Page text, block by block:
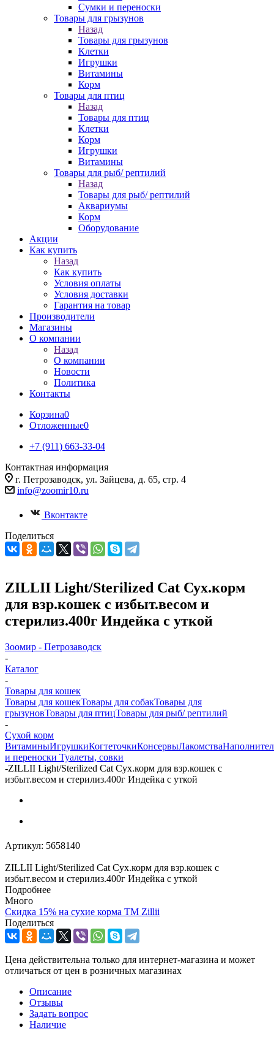
Сумки и переноски
Товары для грызунов
Назад
Товары для грызунов
Клетки
Игрушки
Витамины
Корм
Товары для птиц
Назад
Товары для птиц
Клетки
Корм
Игрушки
Витамины
Товары для рыб/ рептилий
Назад
Товары для рыб/ рептилий
Аквариумы
Корм
Оборудование
Акции
Как купить
Назад
Как купить
Условия оплаты
Условия доставки
Гарантия на товар
Производители
Магазины
О компании
Назад
О компании
Новости
Политика
Контакты
Корзина0
Отложенные0
+7 (911) 663-33-04
Контактная информация
г. Петрозаводск, ул. Зайцева, д. 65, стр. 4
info@zoomir10.ru
Вконтакте
Поделиться
ZILLII Light/Sterilized Cat Сух.корм
для взр.кошек с избыт.весом и
стерилиз.400г Индейка с уткой
Зоомир - Петрозаводск
-
Каталог
-
Товары для кошек
Товары для кошекТовары для собакТовары для
грызуновТовары для птицТовары для рыб/ рептилий
-
Cухой корм
ВитаминыИгрушкиКогтеточкиКонсервыЛакомства
и переноски Туалеты, совки
-ZILLII Light/Sterilized Cat Сух.корм для взр.кошек с
избыт.весом и стерилиз.400г Индейка с уткой
Артикул: 5658140
ZILLII Light/Sterilized Cat Сух.корм для взр.кошек с
избыт.весом и стерилиз.400г Индейка с уткой
Подробнее
Много
Cкидка 15% на сухие корма ТМ Zillii
Поделиться
Цена действительна только для интернет-магазина и может
отличаться от цен в розничных магазинах
Описание
Отзывы
Задать вопрос
Наличие